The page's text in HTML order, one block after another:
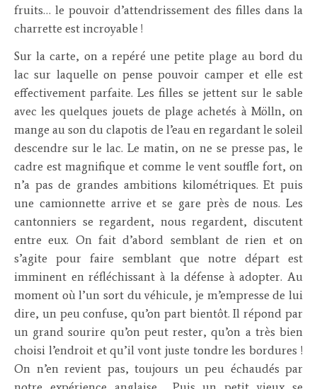
fruits… le pouvoir d’attendrissement des filles dans la
charrette est incroyable !
Sur la carte, on a repéré une petite plage au bord du
lac sur laquelle on pense pouvoir camper et elle est
effectivement parfaite. Les filles se jettent sur le sable
avec les quelques jouets de plage achetés à Mölln, on
mange au son du clapotis de l’eau en regardant le soleil
descendre sur le lac. Le matin, on ne se presse pas, le
cadre est magnifique et comme le vent souffle fort, on
n’a pas de grandes ambitions kilométriques. Et puis
une camionnette arrive et se gare près de nous. Les
cantonniers se regardent, nous regardent, discutent
entre eux. On fait d’abord semblant de rien et on
s’agite pour faire semblant que notre départ est
imminent en réfléchissant à la défense à adopter. Au
moment où l’un sort du véhicule, je m’empresse de lui
dire, un peu confuse, qu’on part bientôt. Il répond par
un grand sourire qu’on peut rester, qu’on a très bien
choisi l’endroit et qu’il vont juste tondre les bordures !
On n’en revient pas, toujours un peu échaudés par